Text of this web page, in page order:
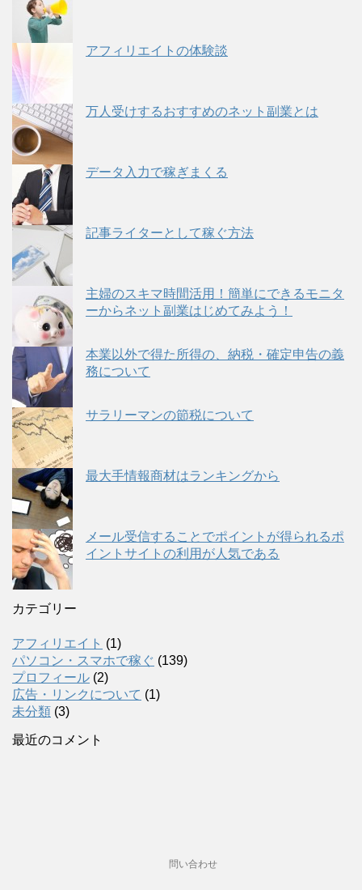
アフィリエイトの体験談
万人受けするおすすめのネット副業とは
データ入力で稼ぎまくる
記事ライターとして稼ぐ方法
主婦のスキマ時間活用！簡単にできるモニタ
ーからネット副業はじめてみよう！
本業以外で得た所得の、納税・確定申告の義
務について
サラリーマンの節税について
最大手情報商材はランキングから
メール受信することでポイントが得られるポ
イントサイトの利用が人気である
カテゴリー
アフィリエイト (1)
パソコン・スマホで稼ぐ (139)
プロフィール (2)
広告・リンクについて (1)
未分類 (3)
最近のコメント
問い合わせ